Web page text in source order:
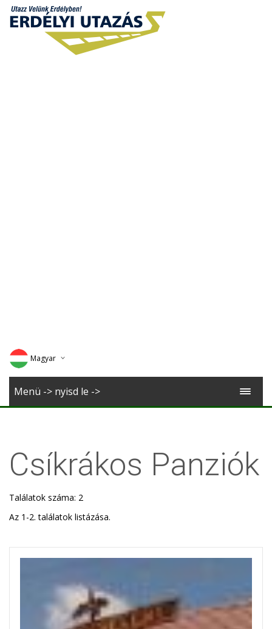
Magyar
Deutsch
Menü -> nyisd le ->
Csíkrákos Panziók
Találatok száma: 2
Az 1-2. találatok listázása.